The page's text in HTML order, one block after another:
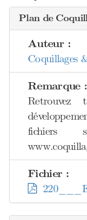
Plan de
Auteur :
Coquillages
Remarque :
fichiers
Fichier :